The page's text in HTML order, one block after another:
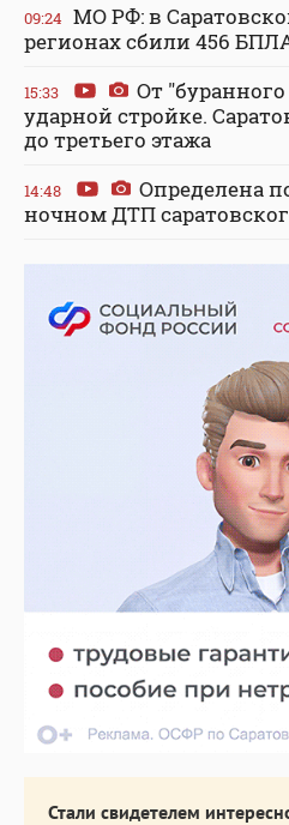
09:24 МО РФ: в
регионах сбили 456
15:33
От
ударной стройке.
до третьего этажа
14:48
Определена
ночном ДТП
Стали свидетелем